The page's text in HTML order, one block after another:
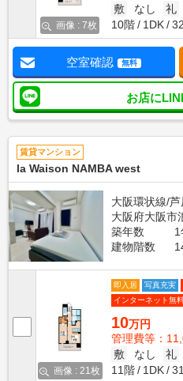
画像 : 7枚
敷
なし 礼
10階
1DK
空室確認 無料
お店に
賃貸マンション
la Waison NAMBA west
大阪環状線/
大阪府大阪市
築年数
建物階数
画像 : 21枚
即入居 写真充実
インターネット無
10万円
管理費等：
敷
なし 礼
11階
1DK